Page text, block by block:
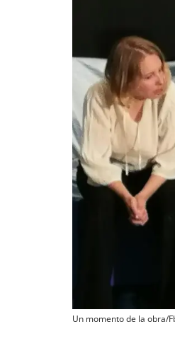
Un momento de la obra/